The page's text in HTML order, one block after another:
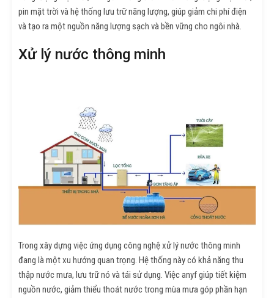
pin mặt trời và hệ thống lưu trữ năng lượng, giúp giảm chi phí điện
và tạo ra một nguồn năng lượng sạch và bền vững cho ngôi nhà.
Xử lý nước thông minh
Trong xây dựng việc ứng dụng công nghệ xử lý nước thông minh
đang là một xu hướng quan trọng. Hệ thống này có khả năng thu
thập nước mưa, lưu trữ nó và tái sử dụng. Việc anyf giúp tiết kiệm
nguồn nước, giảm thiểu thoát nước trong mùa mưa góp phần hạn